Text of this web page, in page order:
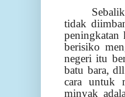
tidak
peningkatan
berisiko
negeri itu
batu bara,
cara untuk
minyak